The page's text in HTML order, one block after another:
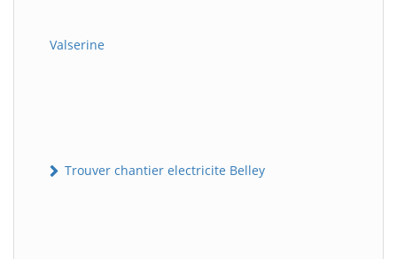
Valserine
Trouver chantier electricite Belley